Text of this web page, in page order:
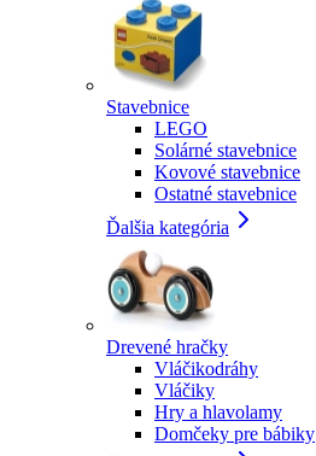
Stavebnice
LEGO
Solárné stavebnice
Kovové stavebnice
Ostatné stavebnice
Ďalšia kategória
Drevené hračky
Vláčikodráhy
Vláčiky
Hry a hlavolamy
Domčeky pre bábiky